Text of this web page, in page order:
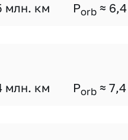
млн. км Porb ≈ 6,4
млн. км Porb ≈ 7,4